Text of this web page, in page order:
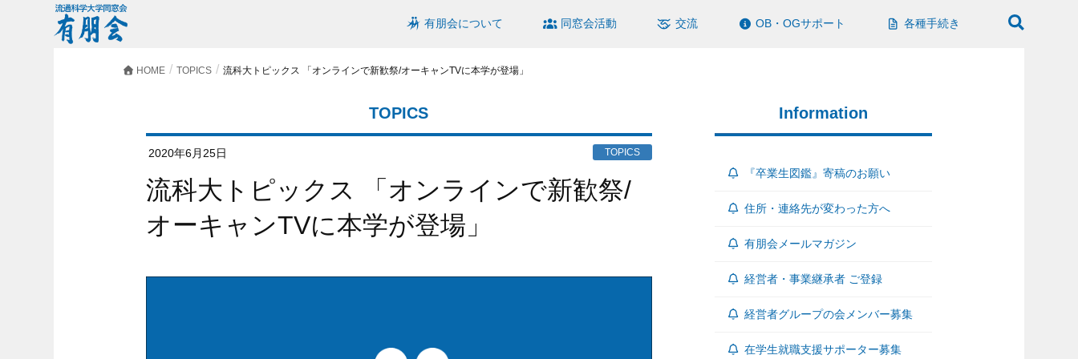
有朋会について 同窓会活動 交流 OB・OGサポート 各種手続き
HOME TOPICS 流科大トピックス 「オンラインで新歓祭/オーキャンTVに本学が登場」
TOPICS
2020年6月25日 TOPICS
流科大トピックス 「オンラインで新歓祭/
オーキャンTVに本学が登場」
Information
『卒業生図鑑』寄稿のお願い
住所・連絡先が変わった方へ
有朋会メールマガジン
経営者・事業継承者 ご登録
経営者グループの会メンバー募集
在学生就職支援サポーター募集